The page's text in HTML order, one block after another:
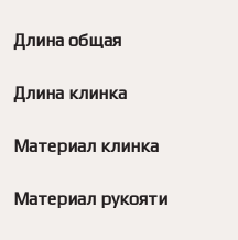
Длина общая
Длина клинка
Материал клинка
Материал рукояти